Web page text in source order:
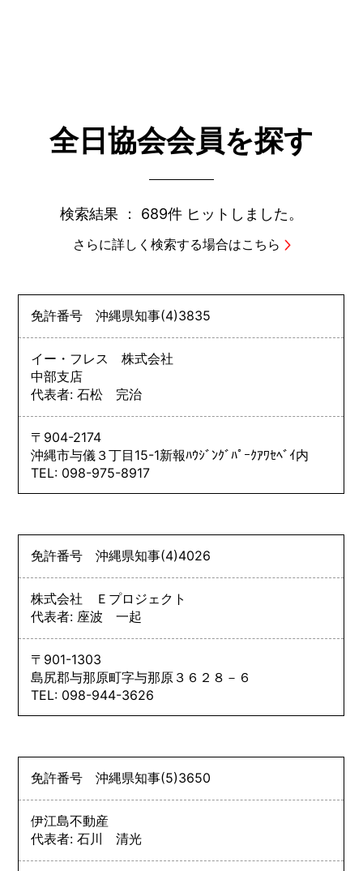
全日協会会員を探す
検索結果 ： 689件 ヒットしました。
さらに詳しく検索する場合はこちら
免許番号沖縄県知事(4)3835
イー・フレス 株式会社
中部支店
代表者: 石松 完治
〒904-2174
沖縄市与儀３丁目15-1新報ﾊｳｼﾞﾝｸﾞﾊﾟｰｸｱﾜｾﾍﾞｲ内
TEL: 098-975-8917
免許番号沖縄県知事(4)4026
株式会社 Ｅプロジェクト
代表者: 座波 一起
〒901-1303
島尻郡与那原町字与那原３６２８－６
TEL: 098-944-3626
免許番号沖縄県知事(5)3650
伊江島不動産
代表者: 石川 清光